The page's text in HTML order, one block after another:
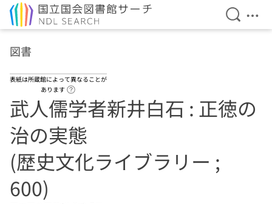
検索を
メ
図書
表紙は所蔵館によって異なることが
あります
武人儒学者新井白石 : 正徳の
治の実態
(歴史文化ライブラリー ;
600)